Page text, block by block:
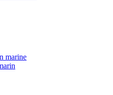
marine